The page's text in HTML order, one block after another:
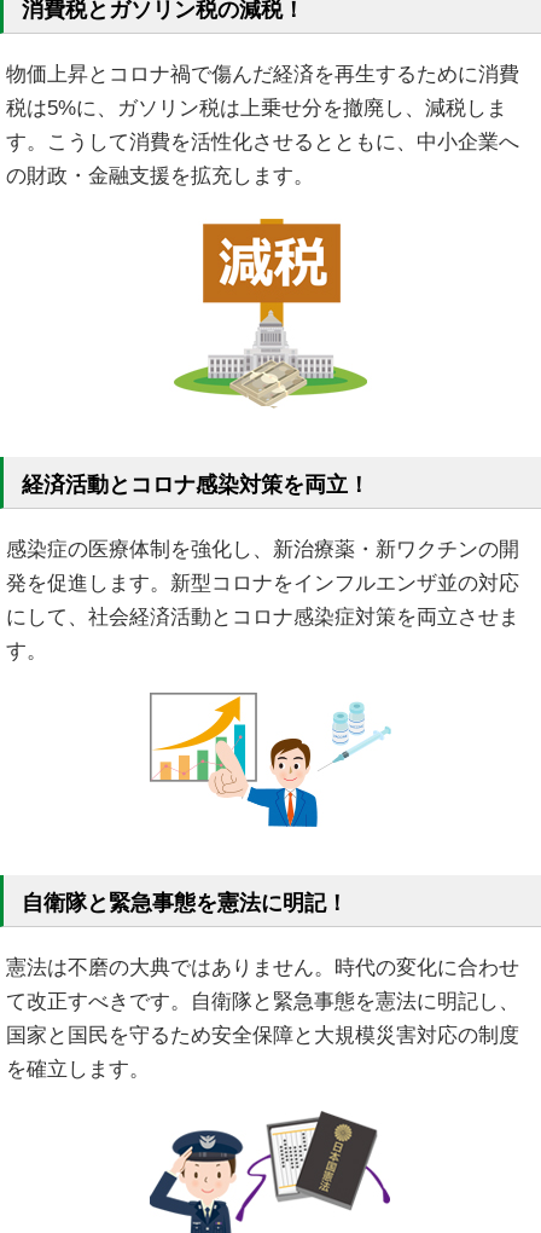
消費税とガソリン税の減税！
物価上昇とコロナ禍で傷んだ経済を再生するために消費
税は5%に、ガソリン税は上乗せ分を撤廃し、減税しま
す。こうして消費を活性化させるとともに、中小企業へ
の財政・金融支援を拡充します。
経済活動とコロナ感染対策を両立！
感染症の医療体制を強化し、新治療薬・新ワクチンの開
発を促進します。新型コロナをインフルエンザ並の対応
にして、社会経済活動とコロナ感染症対策を両立させま
す。
自衛隊と緊急事態を憲法に明記！
憲法は不磨の大典ではありません。時代の変化に合わせ
て改正すべきです。自衛隊と緊急事態を憲法に明記し、
国家と国民を守るため安全保障と大規模災害対応の制度
を確立します。